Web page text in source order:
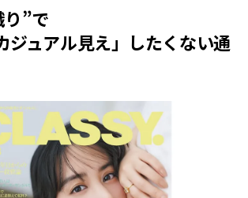
”で
ジュアル見え」したくない通